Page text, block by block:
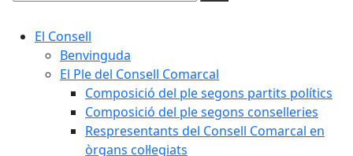
El Consell
Benvinguda
El Ple del Consell Comarcal
Composició del ple segons partits polítics
Composició del ple segons conselleries
Respresentants del Consell Comarcal en
òrgans col·legiats